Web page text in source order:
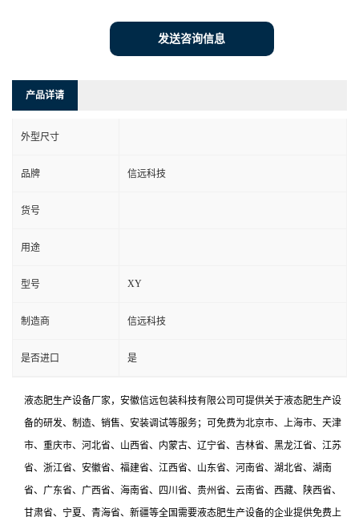
发送咨询信息
产品详请
外型尺寸
品牌 信远科技
货号
用途
型号 XY
制造商 信远科技
是否进口 是
液态肥生产设备厂家，安徽信远包装科技有限公司可提供关于液态肥生产设
备的研发、制造、销售、安装调试等服务；可免费为北京市、上海市、天津
市、重庆市、河北省、山西省、内蒙古、辽宁省、吉林省、黑龙江省、江苏
省、浙江省、安徽省、福建省、江西省、山东省、河南省、湖北省、湖南
省、广东省、广西省、海南省、四川省、贵州省、云南省、西藏、陕西省、
甘肃省、宁夏、青海省、新疆等全国需要液态肥生产设备的企业提供免费上